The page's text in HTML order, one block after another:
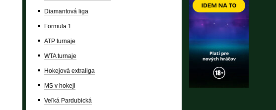
Diamantová liga
Formula 1
ATP turnaje
WTA turnaje
Hokejová extraliga
MS v hokeji
Veľká Pardubická